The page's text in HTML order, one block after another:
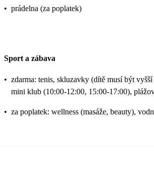
• prádelna (za poplatek)
Sport a zábava
• zdarma: tenis, skluzavky (dítě musí být
mini klub (10:00-12:00, 15:00-17:00),
• za poplatek: wellness (masáže, beauty),